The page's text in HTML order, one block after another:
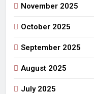
November 2025
October 2025
September 2025
August 2025
July 2025